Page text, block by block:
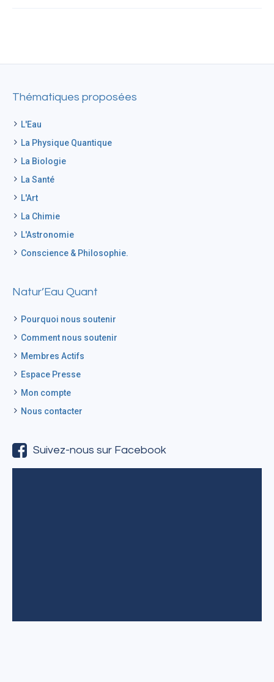
Thématiques proposées
L'Eau
La Physique Quantique
La Biologie
La Santé
L'Art
La Chimie
L'Astronomie
Conscience & Philosophie.
Natur’Eau Quant
Pourquoi nous soutenir
Comment nous soutenir
Membres Actifs
Espace Presse
Mon compte
Nous contacter
Suivez-nous sur Facebook